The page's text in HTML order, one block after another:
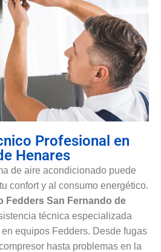
Profesional en
Henares
de aire acondicionado puede
confort y al consumo energético.
Fedders San Fernando de
técnica especializada
equipos Fedders. Desde fugas
hasta problemas en la